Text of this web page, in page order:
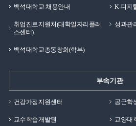
백석대학교 채용안내 K-디지
취업진로지원처(대학일자리플러
스센터)
성과관
백석대학교총동창회(학부)
부속기관
건강가정지원센터 공군학
교수학습개발원 교양대